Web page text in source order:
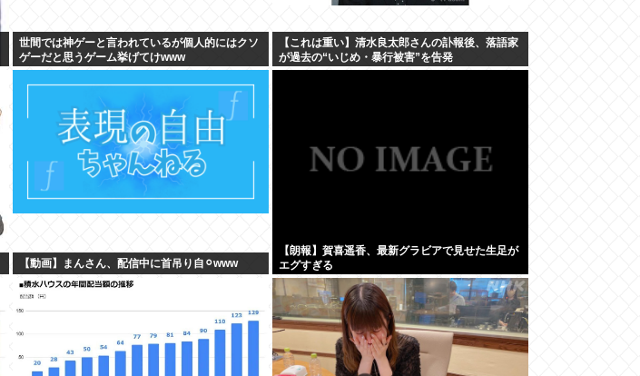
世間では神ゲーと言われているが個人的にはクソ
ゲーだと思うゲーム挙げてけwww
【これは重い】清水良太郎さんの訃報後、落語家
が過去の“いじめ・暴行被害”を告発
【動画】まんさん、配信中に首吊り自⚪︎www
【朗報】賀喜遥香、最新グラビアで見せた生足が
エグすぎる